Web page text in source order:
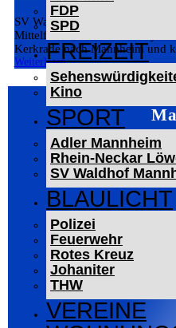
FDP
SPD
FREIZEIT
Kino
SPORT
Adler Mannheim
Rhein-Neckar
SV Waldhof
BLAULICHT
Polizei
Feuerwehr
Rotes Kreuz
Johaniter
THW
VEREINE
SV Waldhof Mannheim
Mittelfeld verstärkt und Joey
Kerkrade nach Mannheim und
Weiterlesen